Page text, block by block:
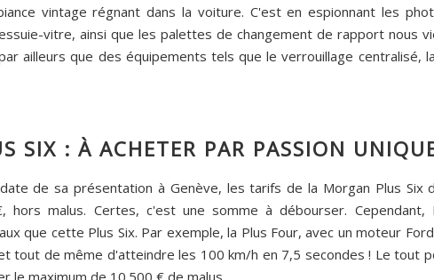
vintage régnant dans la voiture. C'est en espionnant les
vitre, ainsi que les palettes de changement de rapport nous
ailleurs que des équipements tels que le verrouillage centralisé,
SIX : À ACHETER PAR PASSION
de sa présentation à Genève, les tarifs de la Morgan Plus
hors malus. Certes, c'est une somme à débourser.
que cette Plus Six. Par exemple, la Plus Four, avec un moteur
tout de même d'atteindre les 100 km/h en 7,5 secondes ! Le tout
le maximum de 10.500 € de malus...